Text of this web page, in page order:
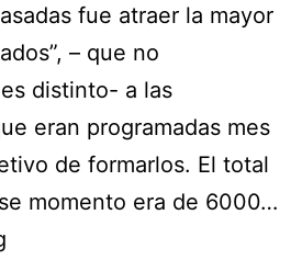
fue atraer la mayor
– que no
distinto- a las
eran programadas mes
de formarlos. El total
momento era de 6000…